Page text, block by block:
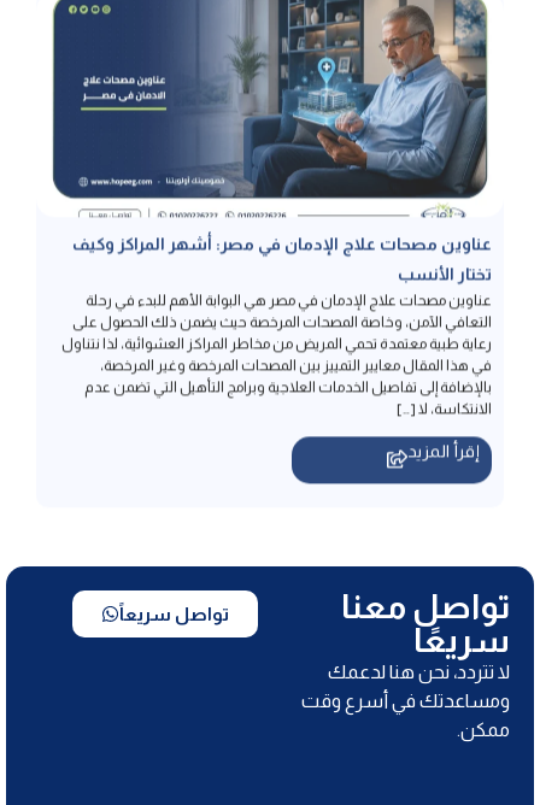
عناوين مصحات علاج الإدمان في مصر: أشهر المراكز وكيف
تختار الأنسب
عناوين مصحات علاج الإدمان في مصر هي البوابة الأهم للبدء في رحلة
التعافي الآمن، وخاصة المصحات المرخصة حيث يضمن ذلك الحصول على
رعاية طبية معتمدة تحمي المريض من مخاطر المراكز العشوائية، لذا نتناول
في هذا المقال معايير التمييز بين المصحات المرخصة وغير المرخصة،
بالإضافة إلى تفاصيل الخدمات العلاجية وبرامج التأهيل التي تضمن عدم
الانتكاسة، لا […]
إقرأ المزيد
تواصل معنا
سريعًا
لا تتردد، نحن هنا لدعمك
ومساعدتك في أسرع وقت
ممكن.
تواصل سريعاً